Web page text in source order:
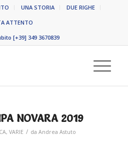
UNA STORIA
DUE RIGHE
ATTENTO
[+39] 349 3670839
NOVARA 2019
, VARIE / da Andrea Astuto